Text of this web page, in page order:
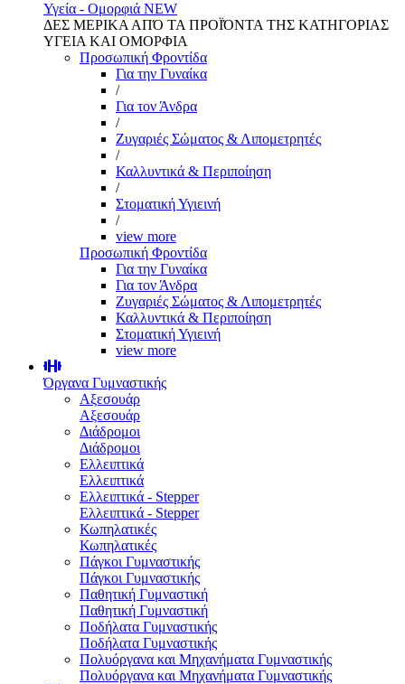
Υγεία - Ομορφιά NEW
ΔΕΣ ΜΕΡΙΚΑ ΑΠΌ ΤΑ ΠΡΟΪΌΝΤΑ ΤΗΣ ΚΑΤΗΓΟΡΙΑΣ
ΥΓΕΙΑ ΚΑΙ ΟΜΟΡΦΙΑ
Προσωπική Φροντίδα
Για την Γυναίκα
/
Για τον Άνδρα
/
Ζυγαριές Σώματος & Λιπομετρητές
/
Καλλυντικά & Περιποίηση
/
Στοματική Υγιεινή
/
view more
Προσωπική Φροντίδα
Για την Γυναίκα
Για τον Άνδρα
Ζυγαριές Σώματος & Λιπομετρητές
Καλλυντικά & Περιποίηση
Στοματική Υγιεινή
view more
Όργανα Γυμναστικής
Αξεσουάρ
Αξεσουάρ
Διάδρομοι
Διάδρομοι
Ελλειπτικά
Ελλειπτικά
Ελλειπτικά - Stepper
Ελλειπτικά - Stepper
Κωπηλατικές
Κωπηλατικές
Πάγκοι Γυμναστικής
Πάγκοι Γυμναστικής
Παθητική Γυμναστική
Παθητική Γυμναστική
Ποδήλατα Γυμναστικής
Ποδήλατα Γυμναστικής
Πολυόργανα και Μηχανήματα Γυμναστικής
Πολυόργανα και Μηχανήματα Γυμναστικής